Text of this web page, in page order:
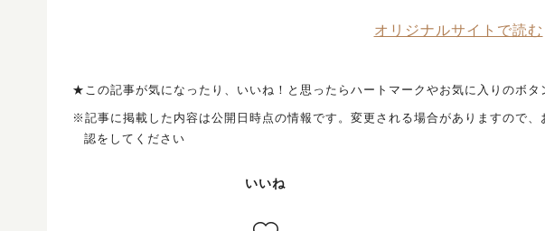
オリジナルサイトで読む
★この記事が気になったり、いいね！と思ったらハートマークやお気に入りのボタ
※記事に掲載した内容は公開日時点の情報です。変更される場合がありますので
認をしてください
いいね